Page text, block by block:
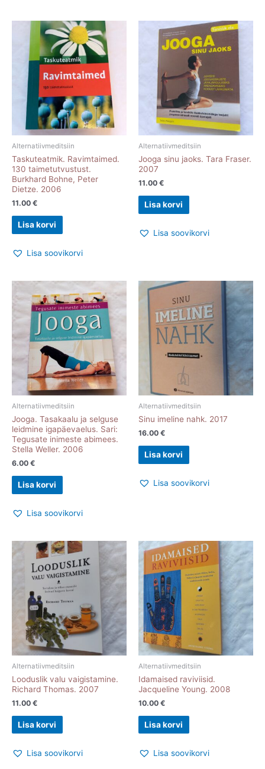
Alternatiivmeditsiin
Taskuteatmik. Ravimtaimed.
130 taimetutvustust.
Burkhard Bohne, Peter
Dietze. 2006
11.00 €
Lisa korvi
Lisa soovikorvi
Alternatiivmeditsiin
Jooga sinu jaoks. Tara Fraser.
2007
11.00 €
Lisa korvi
Lisa soovikorvi
Alternatiivmeditsiin
Jooga. Tasakaalu ja selguse
leidmine igapäevaelus. Sari:
Tegusate inimeste abimees.
Stella Weller. 2006
6.00 €
Lisa korvi
Lisa soovikorvi
Alternatiivmeditsiin
Sinu imeline nahk. 2017
16.00 €
Lisa korvi
Lisa soovikorvi
Alternatiivmeditsiin
Looduslik valu vaigistamine.
Richard Thomas. 2007
11.00 €
Lisa korvi
Lisa soovikorvi
Alternatiivmeditsiin
Idamaised raviviisid.
Jacqueline Young. 2008
10.00 €
Lisa korvi
Lisa soovikorvi